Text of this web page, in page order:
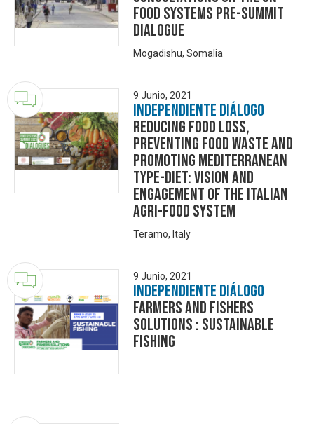
Food Systems Pre-Summit
Dialogue
Mogadishu, Somalia
9 Junio, 2021
Independiente Diálogo
REDUCING FOOD LOSS,
PREVENTING FOOD WASTE AND
PROMOTING MEDITERRANEAN
TYPE-DIET: VISION AND
ENGAGEMENT OF THE ITALIAN
AGRI-FOOD SYSTEM
Teramo, Italy
9 Junio, 2021
Independiente Diálogo
Farmers and Fishers
Solutions : Sustainable
Fishing